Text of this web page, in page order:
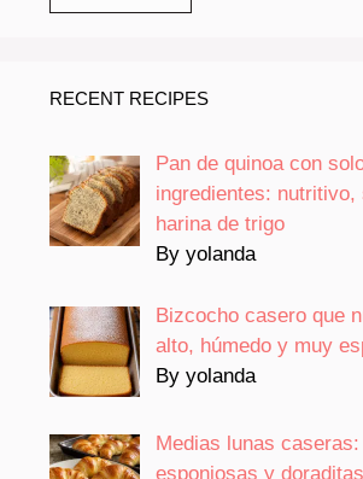
RECENT RECIPES
Pan de quinoa con
ingredientes:
harina de trigo
By yolanda
Bizcocho casero que
alto, húmedo y muy
By yolanda
Medias lunas
esponjosas y doraditas